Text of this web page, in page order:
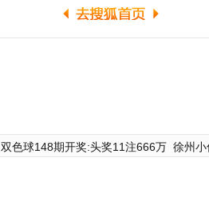
双色球148期开奖:头奖11注666万 徐州